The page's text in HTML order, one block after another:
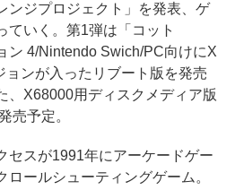
ンジプロジェクト」を発表、ゲ
ていく。第1弾は「コット
ン 4/Nintendo Swich/PC向けにX
ンが入ったリブート版を発売
、X68000用ディスクメディア版
売予定。
スが1991年にアーケードゲー
ロールシューティングゲーム。